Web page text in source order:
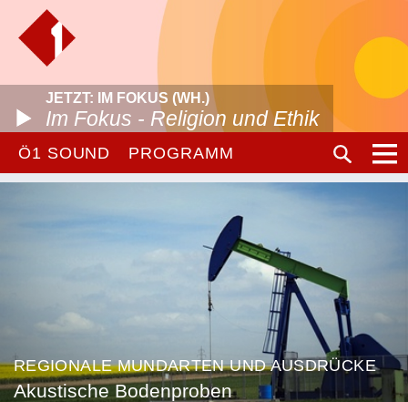
JETZT: IM FOKUS (WH.)
Im Fokus - Religion und Ethik
Ö1 SOUND PROGRAMM
REGIONALE MUNDARTEN UND AUSDRÜCKE
Akustische Bodenproben